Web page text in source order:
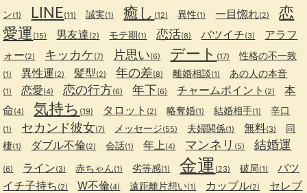
ン(1) LINE(11) 誠実(1) 癒し (12) 異性(1) 一目惚れ(2)
恋
愛運 (15) 男友達(2) モテ期(1) 恋活(8) バツイチ(3)
アラフ
ォー(2) キッカケ(7) 片思い(6) デート (17) 性格の不一致
(1) 異性運(2) 髪型(2) 年の差(8) 離婚相談(1) あの人の本音
(1) 恋愛(4) 恋の行方(6) 年下(6) チャームポイント (2)
本
命(4) 気持ち (19) タロット (2) 略奪婚(1) 結婚相手(1) 辛口
(1) セカンド彼女(7) メッセージ(55) 夫婦関係(1) 無料(3)
同
棲(1) ダブル不倫(2) 会話(1) 年上 (4) マンネリ (5) 結婚運
(6) ライン(3) 赤ちゃん(1) 劣等感(1) 金運 (23) 破局(1)
バツ
イチ子持ち (2) W不倫(4) 遠距離片想い(1) カップル(2)
セレブ